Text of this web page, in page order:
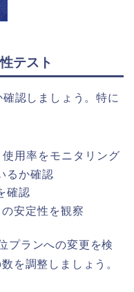
テスト
認しましょう。特に
用率をモニタリング
るか確認
確認
安定性を観察
プランへの変更を検
を調整しましょう。